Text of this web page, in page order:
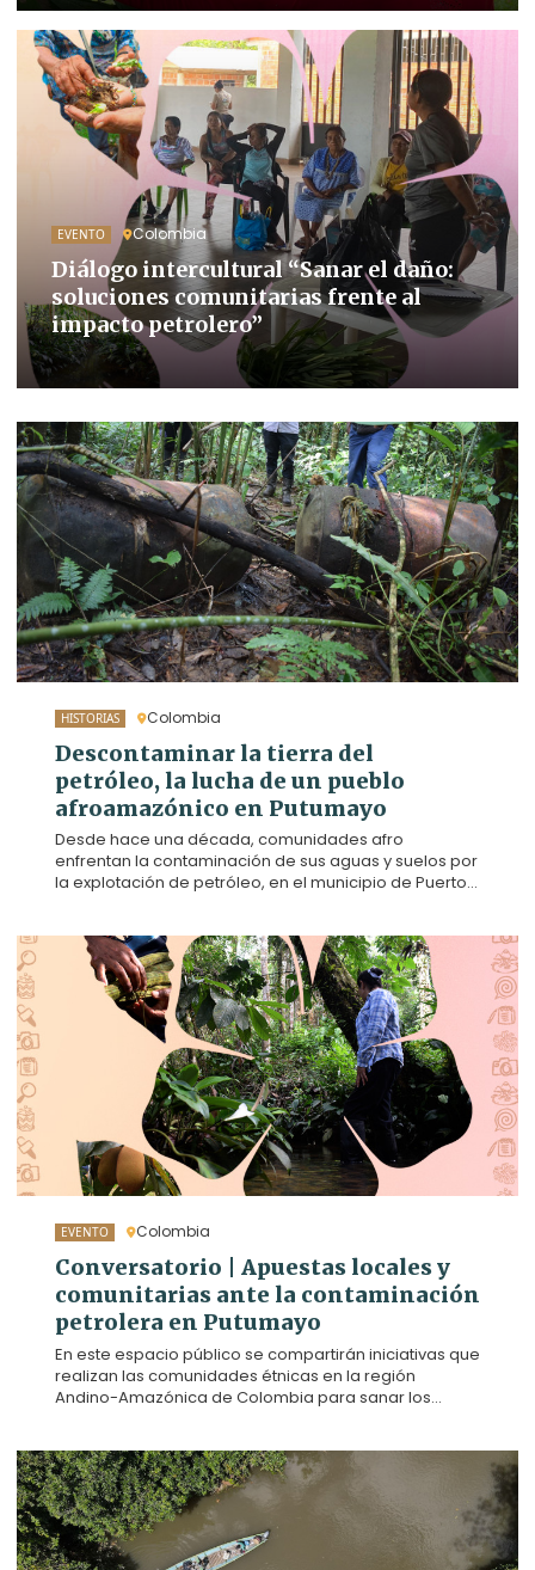
EVENTO Colombia
Diálogo intercultural “Sanar el daño:
soluciones comunitarias frente al
impacto petrolero”
HISTORIAS Colombia
Descontaminar la tierra del
petróleo, la lucha de un pueblo
afroamazónico en Putumayo
Desde hace una década, comunidades afro
enfrentan la contaminación de sus aguas y suelos por
la explotación de petróleo, en el municipio de Puerto
minería de oro para reforestar un bosque y vivir de
frutales amazónicos, pero ese sueño se ve
amenazado por la presencia de hidrocarburos en
una de las quebradas vitales para el proyecto
productivo. Hoy exigen que el Estado y la empresa
petrolera descontaminen sus tierras.
EVENTO Colombia
Conversatorio | Apuestas locales y
comunitarias ante la contaminación
petrolera en Putumayo
En este espacio público se compartirán iniciativas que
realizan las comunidades étnicas en la región
Andino-Amazónica de Colombia para sanar los
de soluciones a los retos en acceso a la justicia y
reparación que enfrentan los territorios
afrodescendientes e indígenas.